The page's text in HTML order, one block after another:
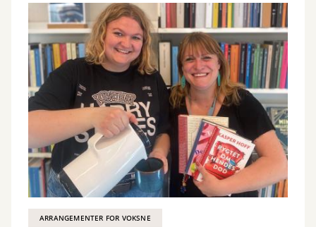
ARRANGEMENTER FOR VOKSNE